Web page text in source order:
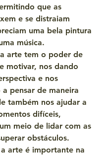
que as
e se distraiam
uma bela pintura
música.
arte tem o poder de
motivar, nos dando
e nos
pensar de maneira
também nos ajudar a
difíceis,
meio de lidar com as
obstáculos.
arte é importante na